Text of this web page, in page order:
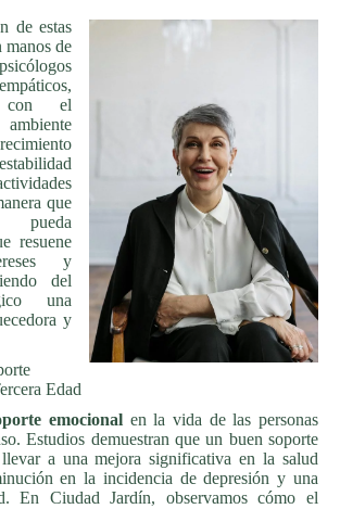
de estas
manos de
con el
que
pueda
resuene
y
del
una
y
Edad
emocionalen la vida de las personas
Estudios demuestran que un buen soporte
a una mejora significativa en la salud
en la incidencia de depresión y una
En Ciudad Jardín, observamos cómo el